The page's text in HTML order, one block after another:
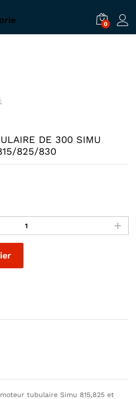
0
DE 300 SIMU
825/830
tubulaire Simu 815,825 et